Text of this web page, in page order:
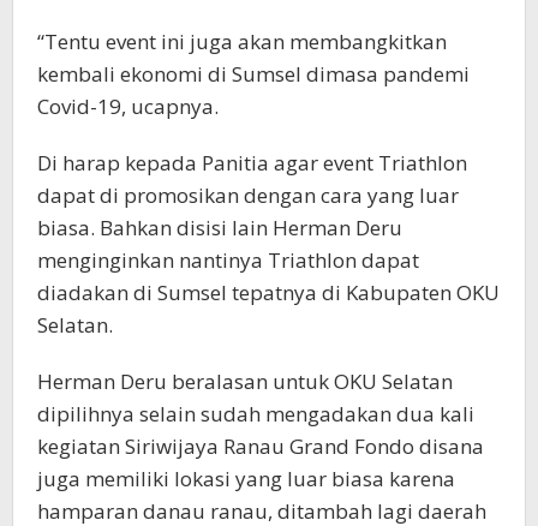
“Tentu event ini juga akan membangkitkan
kembali ekonomi di Sumsel dimasa pandemi
Covid-19, ucapnya.
Di harap kepada Panitia agar event Triathlon
dapat di promosikan dengan cara yang luar
biasa. Bahkan disisi lain Herman Deru
menginginkan nantinya Triathlon dapat
diadakan di Sumsel tepatnya di Kabupaten OKU
Selatan.
Herman Deru beralasan untuk OKU Selatan
dipilihnya selain sudah mengadakan dua kali
kegiatan Siriwijaya Ranau Grand Fondo disana
juga memiliki lokasi yang luar biasa karena
hamparan danau ranau, ditambah lagi daerah